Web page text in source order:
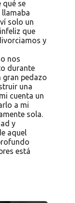
qué se
llamaba
solo un
que
y
nos
durante
gran pedazo
una
cuenta un
a mi
sola.
y
aquel
está